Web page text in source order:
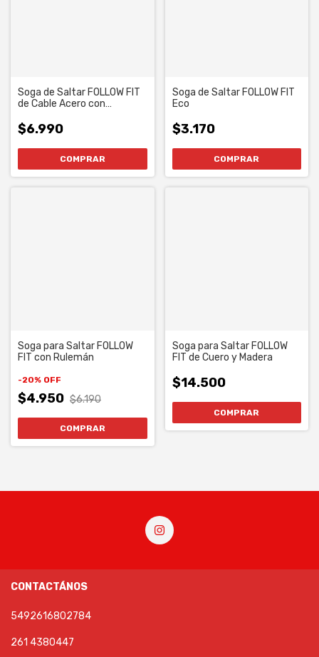
Soga de Saltar FOLLOW FIT
de Cable Acero con
$6.990
Soga de Saltar FOLLOW FIT
Eco
$3.170
Soga para Saltar FOLLOW
FIT con Rulemán
-20% OFF
$4.950 $6.190
Soga para Saltar FOLLOW
FIT de Cuero y Madera
$14.500
CONTACTÁNOS
5492616802784
261 4380447